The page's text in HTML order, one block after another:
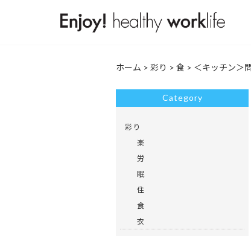
ホーム > 彩り > 食 > ＜キッチン＞
Category
彩り
楽
労
眠
住
食
衣